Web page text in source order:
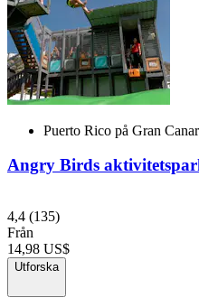
Puerto Rico på Gran
Angry Birds
4,4 (135)
Från
14,98 US$
Utforska